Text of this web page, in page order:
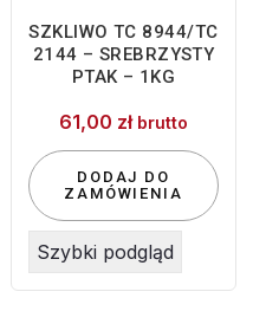
SZKLIWO TC 8944/TC
2144 – SREBRZYSTY
PTAK – 1KG
61,00 zł brutto
DODAJ DO
ZAMÓWIENIA
Szybki podgląd